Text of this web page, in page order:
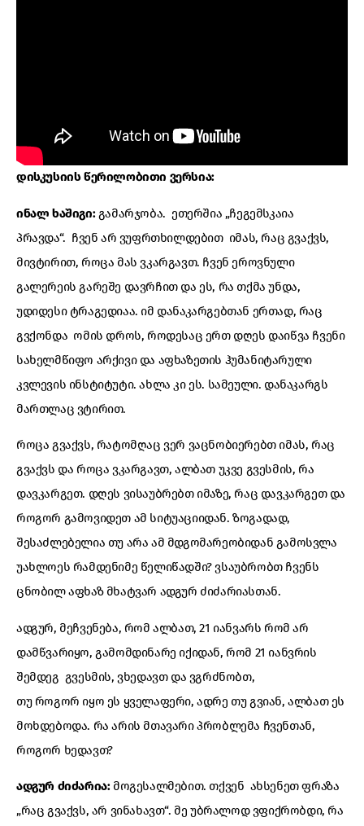
დისკუსიის წერილობითი ვერსია:
ინალ ხაშიგი:გამარჯობა. ეთერშია „ჩეგემსკაია
პრავდა“. ჩვენ არ ვუფრთხილდებით იმას, რაც გვაქვს,
მივტირით, როცა მას ვკარგავთ. ჩვენ ეროვნული
გალერეის გარეშე დავრჩით და ეს, რა თქმა უნდა,
უდიდესი ტრაგედიაა. იმ დანაკარგებთან ერთად, რაც
გვქონდა ომის დროს, როდესაც ერთ დღეს დაიწვა ჩვენი
სახელმწიფო არქივი და აფხაზეთის ჰუმანიტარული
კვლევის ინსტიტუტი. ახლა კი ეს. სამეული. დანაკარგს
მართლაც ვტირით.
როცა გვაქვს, რატომღაც ვერ ვაცნობიერებთ იმას, რაც
გვაქვს და როცა ვკარგავთ, ალბათ უკვე გვესმის, რა
დავკარგეთ. დღეს ვისაუბრებთ იმაზე, რაც დავკარგეთ და
როგორ გამოვიდეთ ამ სიტუაციიდან. ზოგადად,
შესაძლებელია თუ არა ამ მდგომარეობიდან გამოსვლა
უახლოეს რამდენიმე წელიწადში? ვსაუბრობთ ჩვენს
ცნობილ აფხაზ მხატვარ ადგურ ძიძარიასთან.
ადგურ, მეჩვენება, რომ ალბათ, 21 იანვარს რომ არ
დამწვარიყო, გამომდინარე იქიდან, რომ 21 იანვრის
შემდეგ გვესმის, ვხედავთ და ვგრძნობთ,
თუ როგორ იყო ეს ყველაფერი, ადრე თუ გვიან, ალბათ ეს
მოხდებოდა. რა არის მთავარი პრობლემა ჩვენთან,
როგორ ხედავთ?
ადგურ ძიძარია:მოგესალმებით. თქვენ ახსენეთ ფრაზა
„რაც გვაქვს, არ ვინახავთ“. მე უბრალოდ ვფიქრობდი, რა